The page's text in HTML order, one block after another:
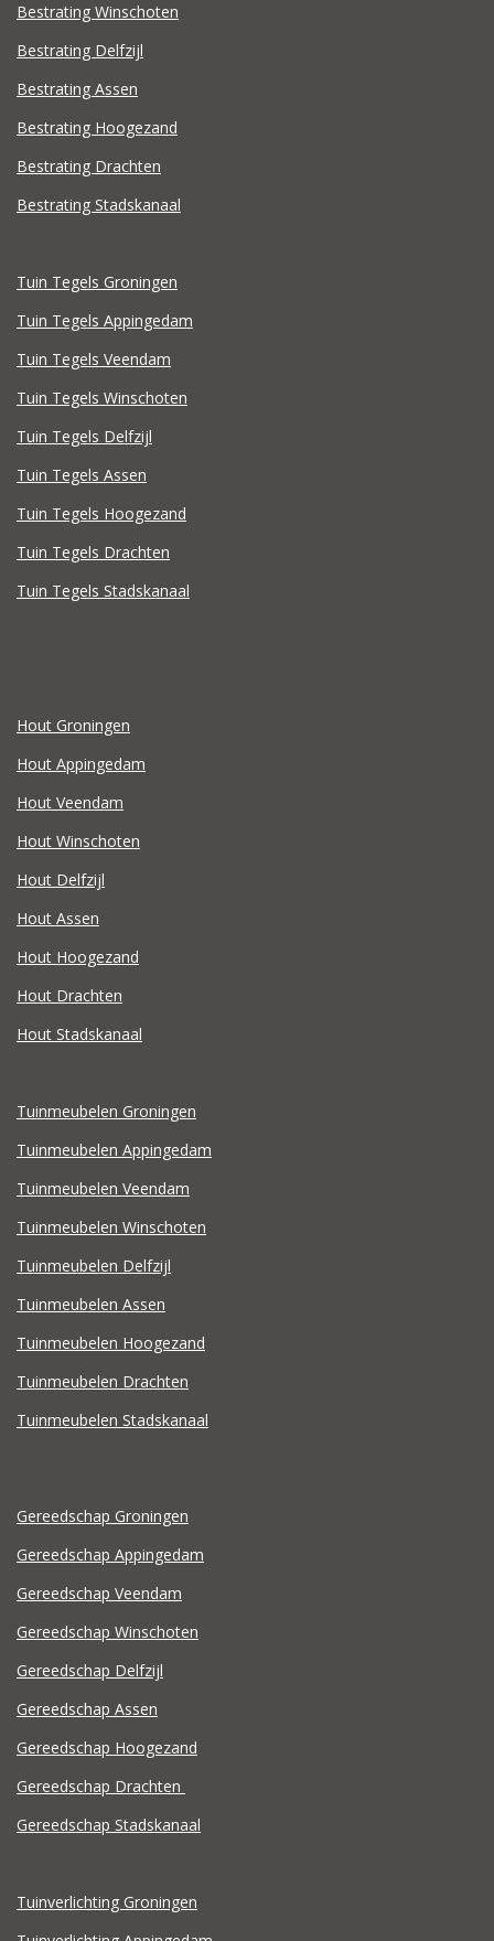
Bestrating Winschoten
Bestrating Delfzijl
Bestrating Assen
Bestrating Hoogezand
Bestrating Drachten
Bestrating Stadskanaal
Tuin Tegels Groningen
Tuin Tegels Appingedam
Tuin Tegels Veendam
Tuin Tegels Winschoten
Tuin Tegels Delfzijl
Tuin Tegels Assen
Tuin Tegels Hoogezand
Tuin Tegels Drachten
Tuin Tegels Stadskanaal
Hout Groningen
Hout Appingedam
Hout Veendam
Hout Winschoten
Hout Delfzijl
Hout Assen
Hout Hoogezand
Hout Drachten
Hout Stadskanaal
Tuinmeubelen Groningen
Tuinmeubelen Appingedam
Tuinmeubelen Veendam
Tuinmeubelen Winschoten
Tuinmeubelen Delfzijl
Tuinmeubelen Assen
Tuinmeubelen Hoogezand
Tuinmeubelen Drachten
Tuinmeubelen Stadskanaal
Gereedschap Groningen
Gereedschap Appingedam
Gereedschap Veendam
Gereedschap Winschoten
Gereedschap Delfzijl
Gereedschap Assen
Gereedschap Hoogezand
Gereedschap Drachten
Gereedschap Stadskanaal
Tuinverlichting Groningen